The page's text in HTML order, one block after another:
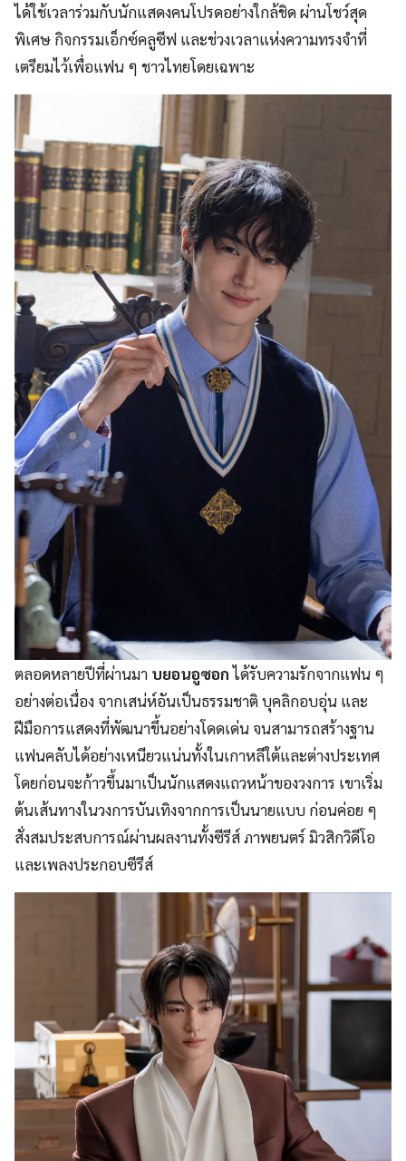
ได้ใช้เวลาร่วมกับนักแสดงคนโปรดอย่างใกล้ชิด ผ่านโชว์สุด
พิเศษ กิจกรรมเอ็กซ์คลูซีฟ และช่วงเวลาแห่งความทรงจำที่
เตรียมไว้เพื่อแฟน ๆ ชาวไทยโดยเฉพาะ
ตลอดหลายปีที่ผ่านมา บยอนอูซอกได้รับความรักจากแฟน ๆ
อย่างต่อเนื่อง จากเสน่ห์อันเป็นธรรมชาติ บุคลิกอบอุ่น และ
ฝีมือการแสดงที่พัฒนาขึ้นอย่างโดดเด่น จนสามารถสร้างฐาน
แฟนคลับได้อย่างเหนียวแน่นทั้งในเกาหลีใต้และต่างประเทศ
โดยก่อนจะก้าวขึ้นมาเป็นนักแสดงแถวหน้าของวงการ เขาเริ่ม
ต้นเส้นทางในวงการบันเทิงจากการเป็นนายแบบ ก่อนค่อย ๆ
สั่งสมประสบการณ์ผ่านผลงานทั้งซีรีส์ ภาพยนตร์ มิวสิกวิดีโอ
และเพลงประกอบซีรีส์